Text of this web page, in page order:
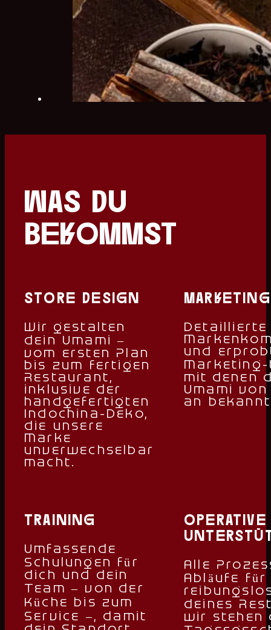
was du
bekommst
store design
Wir gestalten
dein Umami –
vom ersten Plan
bis zum fertigen
Restaurant,
inklusive der
handgefertigten
Indochina-Deko,
die unsere
Marke
unverwechselbar
macht.
marketing
Detaillierte
und
mit denen
Umami
an
training
Umfassende
Schulungen für
dich und dein
Team – von der
Küche bis zum
Service –, damit
operative
Alle
Abläufe für
deines
wir stehen